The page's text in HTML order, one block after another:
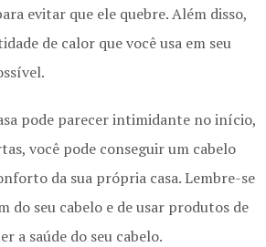
evitar que ele quebre. Além disso,
de calor que você usa em seu
pode parecer intimidante no início,
você pode conseguir um cabelo
da sua própria casa. Lembre-se
do seu cabelo e de usar produtos de
a saúde do seu cabelo.